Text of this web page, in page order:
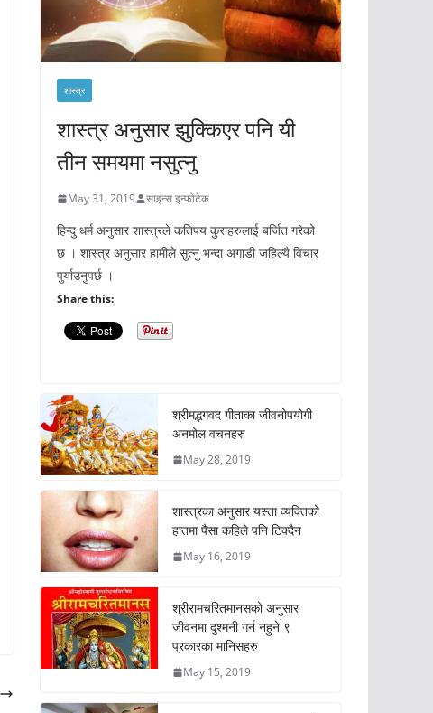
शास्त्र
शास्त्र अनुसार झुक्किएर पनि यी
तीन समयमा नसुत्नु
May 31, 2019 साइन्स इन्फोटेक
हिन्दु धर्म अनुसार शास्त्रले कतिपय कुराहरुलाई बर्जित गरेको
छ । शास्त्र अनुसार हामीले सुत्नु भन्दा अगाडी जहिल्यै विचार
पुर्याउनुपर्छ ।
Share this:
श्रीमद्भगवद गीताका जीवनोपयोगी
अनमोल वचनहरु
May 28, 2019
शास्त्रका अनुसार यस्ता व्यक्तिको
हातमा पैसा कहिले पनि टिक्दैन
May 16, 2019
श्रीरामचरितमानसको अनुसार
जीवनमा दुश्मनी गर्न नहुने ९
प्रकारका मानिसहरु
May 15, 2019